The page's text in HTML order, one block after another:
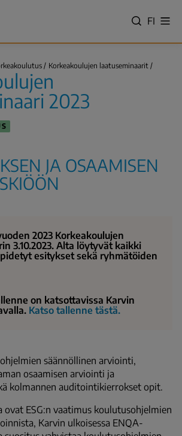
FI
Korkeakoulujen laatuseminaarit
2023
JA OSAAMISEN
2023 Korkeakoulujen
3.10.2023. Alta löytyvät kaikki
esitykset sekä ryhmätöiden
on katsottavissa Karvin
Katso tallenne tästä.
säännöllinen arviointi,
osaamisen arviointi ja
kolmannen auditointikierrokset opit.
ovat ESG:n vaatimus koulutusohjelmien
Karvin ulkoisessa ENQA-